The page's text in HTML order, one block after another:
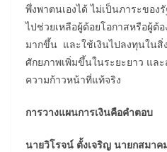
พึ่งพาตนเองได้ ไม่เป็นภาระของ
ไปช่วยเหลือผู้ด้อยโอกาสหรือผู้ต้
มากขึ้น และใช้เงินไปลงทุนในสิ่
ศักยภาพเพิ่มขึ้นในระยะยาว แล
ความก้าวหน้าที่แท้จริง
การวางแผนการเงินคือคำตอบ
นายวิโรจน์ ตั้งเจริญ นายกสมาค